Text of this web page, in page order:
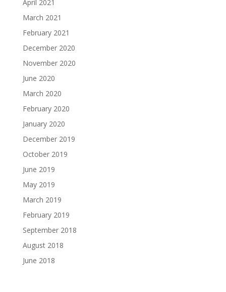
April 2021
March 2021
February 2021
December 2020
November 2020
June 2020
March 2020
February 2020
January 2020
December 2019
October 2019
June 2019
May 2019
March 2019
February 2019
September 2018
August 2018
June 2018